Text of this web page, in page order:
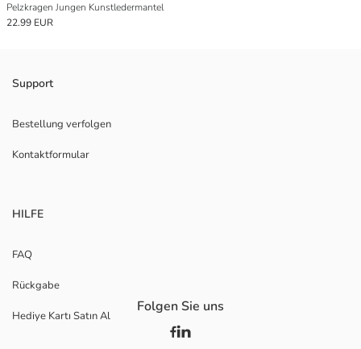
Pelzkragen Jungen Kunstledermantel
22.99 EUR
Support
Bestellung verfolgen
Kontaktformular
HILFE
FAQ
Rückgabe
Hediye Kartı Satın Al
Folgen Sie uns